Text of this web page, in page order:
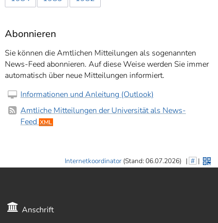
Abonnieren
Sie können die Amtlichen Mitteilungen als sogenannten
News-Feed abonnieren. Auf diese Weise werden Sie immer
automatisch über neue Mitteilungen informiert.
Informationen und Anleitung (Outlook)
Amtliche Mitteilungen der Universität als News-
Feed XML
Internetkoordinator(Stand: 06.07.2026) | # |
Anschrift